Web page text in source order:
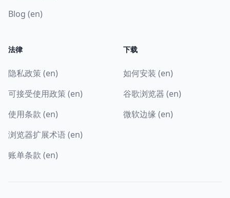
Blog (en)
法律
隐私政策 (en)
可接受使用政策 (en)
使用条款 (en)
浏览器扩展术语 (en)
账单条款 (en)
下载
如何安装 (en)
谷歌浏览器 (en)
微软边缘 (en)